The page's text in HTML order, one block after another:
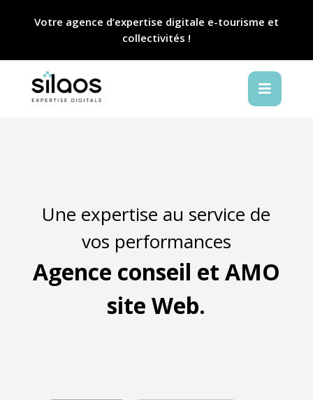
Votre agence d’expertise digitale e-tourisme et
collectivités !

Une expertise au service de
vos performances
Agence conseil et AMO
site Web.